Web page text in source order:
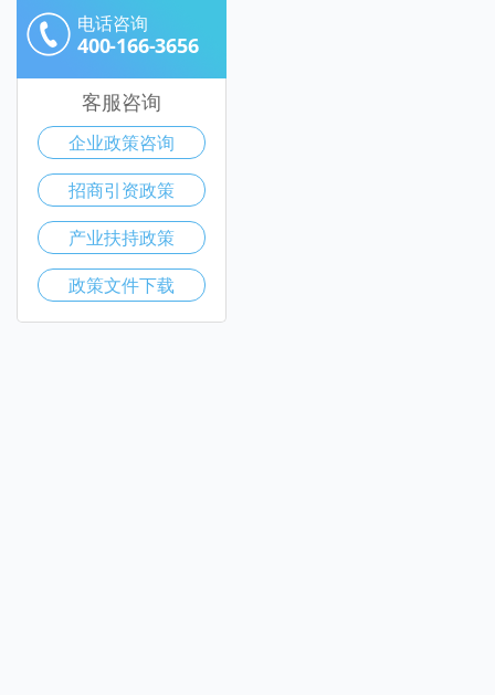
电话咨询
400-166-3656
客服咨询
企业政策咨询
招商引资政策
产业扶持政策
政策文件下载